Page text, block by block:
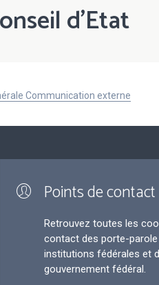
d'Etat
Communication externe
Points de contact
Retrouvez toutes les
contact des porte-parole
institutions fédérales et
gouvernement fédéral.